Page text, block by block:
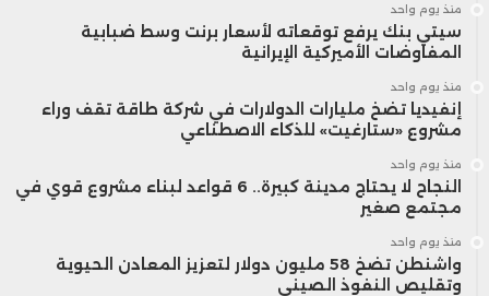
منذ يوم واحد
سيتي بنك يرفع توقعاته لأسعار برنت وسط ضبابية
المفاوضات الأميركية الإيرانية
منذ يوم واحد
إنفيديا تضخ مليارات الدولارات في شركة طاقة تقف وراء
مشروع «ستارغيت» للذكاء الاصطناعي
منذ يوم واحد
النجاح لا يحتاج مدينة كبيرة.. 6 قواعد لبناء مشروع قوي في
مجتمع صغير
منذ يوم واحد
واشنطن تضخ 58 مليون دولار لتعزيز المعادن الحيوية
وتقليص النفوذ الصيني